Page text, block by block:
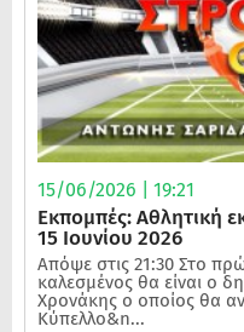
15/06/2026 | 19:21
Εκπομπές: Αθλητική
15 Ιουνίου 2026
Απόψε στις 21:30 Στο
καλεσμένος θα είναι ο
Χρονάκης ο οποίος θα
Κύπελλο&n...